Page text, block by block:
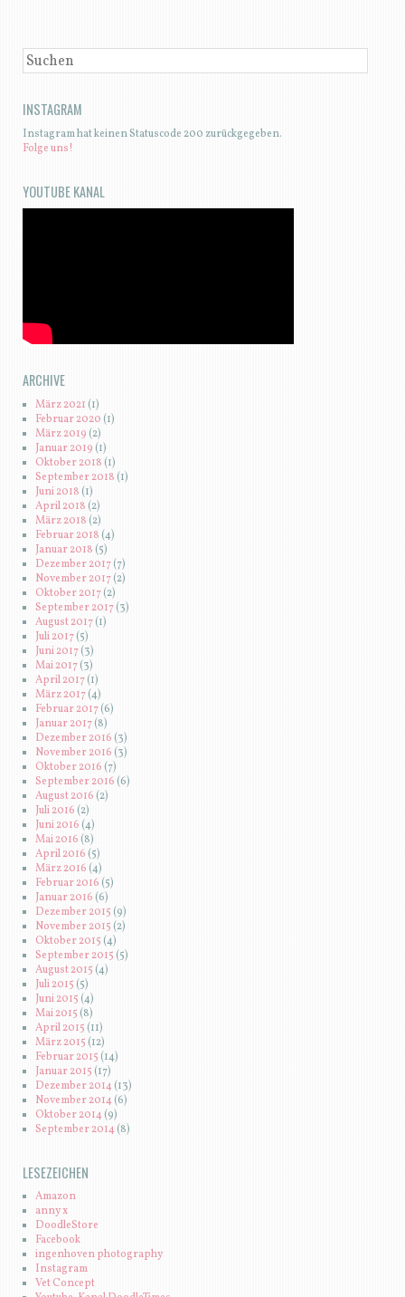
SUCHEN
INSTAGRAM
Instagram hat keinen Statuscode 200 zurückgegeben.
Folge uns!
YOUTUBE KANAL
ARCHIVE
März 2021(1)
Februar 2020 (1)
März 2019 (2)
Januar 2019 (1)
Oktober 2018(1)
September 2018 (1)
Juni 2018 (1)
April 2018(2)
März 2018 (2)
Februar 2018(4)
Januar 2018 (5)
Dezember 2017(7)
November 2017(2)
Oktober 2017(2)
September 2017(3)
August 2017(1)
Juli 2017(5)
Juni 2017(3)
Mai 2017(3)
April 2017(1)
März 2017(4)
Februar 2017(6)
Januar 2017(8)
Dezember 2016 (3)
November 2016 (3)
Oktober 2016(7)
September 2016 (6)
August 2016(2)
Juli 2016(2)
Juni 2016 (4)
Mai 2016 (8)
April 2016(5)
März 2016 (4)
Februar 2016(5)
Januar 2016 (6)
Dezember 2015 (9)
November 2015 (2)
Oktober 2015 (4)
September 2015 (5)
August 2015 (4)
Juli 2015 (5)
Juni 2015 (4)
Mai 2015(8)
April 2015 (11)
März 2015 (12)
Februar 2015 (14)
Januar 2015 (17)
Dezember 2014(13)
November 2014(6)
Oktober 2014(9)
September 2014(8)
LESEZEICHEN
Amazon
anny x
DoodleStore
Facebook
ingenhoven photography
Instagram
Vet Concept